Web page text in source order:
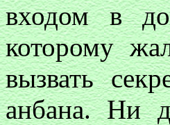
входом в
которому
вызвать
анбана. Ни